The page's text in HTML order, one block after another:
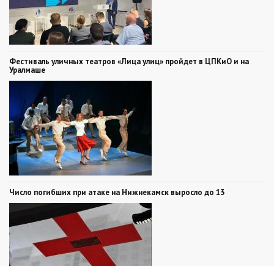
Фестиваль уличных театров «Лица улиц» пройдет в ЦПКиО и на
Уралмаше
Число погибших при атаке на Нижнекамск выросло до 13